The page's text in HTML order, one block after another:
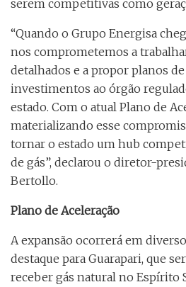
serem competitivas como
“Quando o Grupo Energisa
nos comprometemos a
detalhados e a propor planos de
investimentos ao órgão
estado. Com o atual Plano de
materializando esse
tornar o estado um hub
de gás”, declarou o diretor-
Bertollo.
Plano de Aceleração
A expansão ocorrerá em
destaque para Guarapari, que
receber gás natural no Espírito